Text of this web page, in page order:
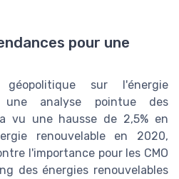
pour une
géopolitique sur l'énergie
une analyse pointue des
vu une hausse de 2,5% en
renouvelable en 2020,
l'importance pour les CMO
des énergies renouvelables